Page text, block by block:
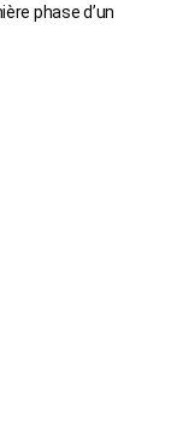
phase d’un